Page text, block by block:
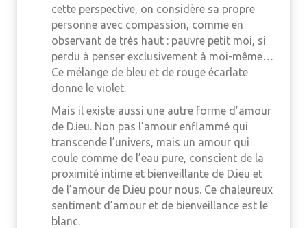
cette perspective, on considère sa propre
personne avec compassion, comme en
observant de très haut : pauvre petit moi, si
perdu à penser exclusivement à moi-même…
Ce mélange de bleu et de rouge écarlate
donne le violet.
Mais il existe aussi une autre forme d’amour
de D.ieu. Non pas l’amour enflammé qui
transcende l’univers, mais un amour qui
coule comme de l’eau pure, conscient de la
proximité intime et bienveillante de D.ieu et
de l’amour de D.ieu pour nous. Ce chaleureux
sentiment d’amour et de bienveillance est le
blanc.